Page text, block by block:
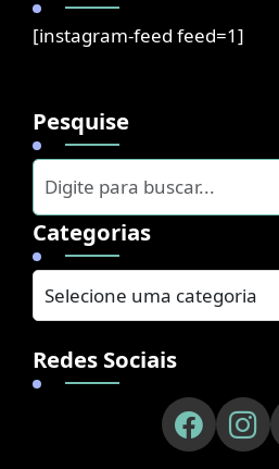
[instagram-feed feed=1]
Pesquise
Categorias
Redes Sociais